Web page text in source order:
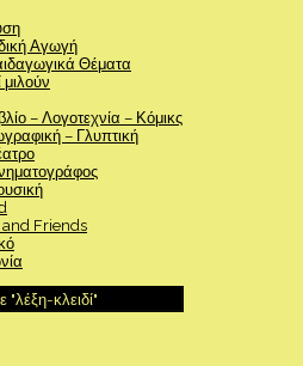
Αγωγή
Θέματα
μιλούν
– Λογοτεχνία – Κόμικς
– Γλυπτική
and Friends